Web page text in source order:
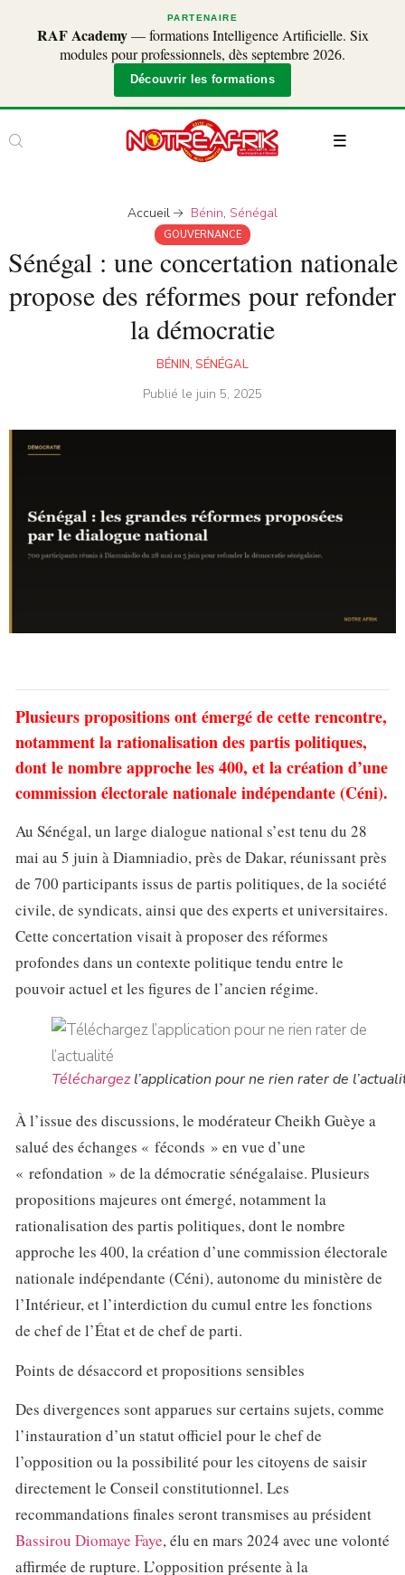
PARTENAIRE
RAF Academy— formations Intelligence Artificielle. Six
modules pour professionnels, dès septembre 2026.
Découvrir les formations
Accueil Bénin, Sénégal
GOUVERNANCE
Sénégal : une concertation nationale
propose des réformes pour refonder
la démocratie
BÉNIN, SÉNÉGAL
Publié le juin 5, 2025
Plusieurs propositions ont émergé de cette rencontre,
notamment la rationalisation des partis politiques,
dont le nombre approche les 400, et la création d’une
commission électorale nationale indépendante (Céni).
Au Sénégal, un large dialogue national s’est tenu du 28
mai au 5 juin à Diamniadio, près de Dakar, réunissant près
de 700 participants issus de partis politiques, de la société
civile, de syndicats, ainsi que des experts et universitaires.
Cette concertation visait à proposer des réformes
profondes dans un contexte politique tendu entre le
pouvoir actuel et les figures de l’ancien régime.
Téléchargezl’application pour ne rien rater de
À l’issue des discussions, le modérateur Cheikh Guèye a
salué des échanges « féconds » en vue d’une
« refondation » de la démocratie sénégalaise. Plusieurs
propositions majeures ont émergé, notamment la
rationalisation des partis politiques, dont le nombre
approche les 400, la création d’une commission électorale
nationale indépendante (Céni), autonome du ministère de
l’Intérieur, et l’interdiction du cumul entre les fonctions
de chef de l’État et de chef de parti.
Points de désaccord et propositions sensibles
Des divergences sont apparues sur certains sujets, comme
l’instauration d’un statut officiel pour le chef de
l’opposition ou la possibilité pour les citoyens de saisir
directement le Conseil constitutionnel. Les
recommandations finales seront transmises au président
Bassirou Diomaye Faye, élu en mars 2024 avec une volonté
affirmée de rupture. L’opposition présente à la